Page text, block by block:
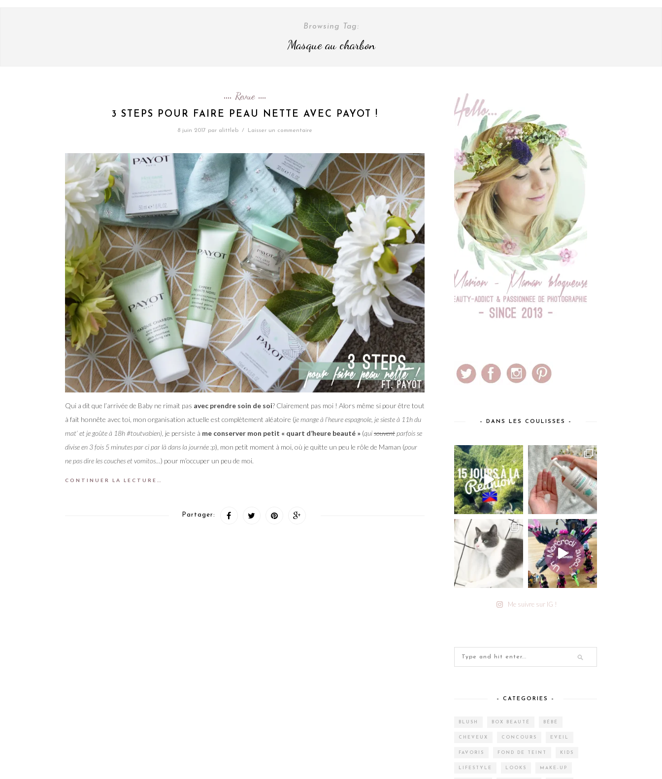
Browsing Tag:
Masque au charbon
Revue
3 STEPS POUR FAIRE PEAU NETTE AVEC PAYOT !
8 juin 2017 par alittleb / Laisser un commentaire
Qui a dit que l’arrivée de Baby ne rimait pas avec prendre soin de soi? Clairement pas moi ! Alors même si pour être tout
à fait honnête avec toi, mon organisation actuelle est complètement aléatoire (je mange à l’heure espagnole, je sieste à 11h du
mat’ et je goûte à 18h #toutvabien), je persiste à me conserver mon petit « quart d’heure beauté » (quisouventparfois se
divise en 3 fois 5 minutes par ci par là dans la journée :p), mon petit moment à moi, où je quitte un peu le rôle de Maman (pour
ne pas dire les couches et vomitos…) pour m’occuper un peu de moi.
CONTINUER LA LECTURE…
Partager:
– DANS LES COULISSES –
Me suivre sur IG !
– CATEGORIES –
BLUSH BOX BEAUTÉ BÉBÉ
CHEVEUX CONCOURS EVEIL
FAVORIS FOND DE TEINT KIDS
LIFESTYLE LOOKS MAKE-UP